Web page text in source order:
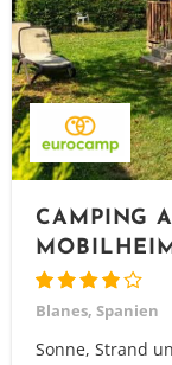
CAMPING
Blanes, Spanien
Sonne, Strand